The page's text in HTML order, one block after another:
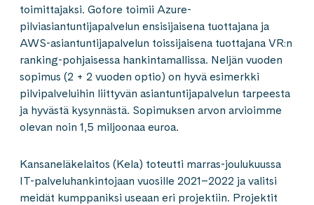
toimittajaksi. Gofore toimii Azure-
pilviasiantuntijapalvelun ensisijaisena tuottajana ja
AWS-asiantuntijapalvelun toissijaisena tuottajana VR:n
ranking-pohjaisessa hankintamallissa. Neljän vuoden
sopimus (2 + 2 vuoden optio) on hyvä esimerkki
pilvipalveluihin liittyvän asiantuntijapalvelun tarpeesta
ja hyvästä kysynnästä. Sopimuksen arvon arvioimme
olevan noin 1,5 miljoonaa euroa.
Kansaneläkelaitos (Kela) toteutti marras-joulukuussa
IT-palveluhankintojaan vuosille 2021–2022 ja valitsi
meidät kumppaniksi useaan eri projektiin. Projektit